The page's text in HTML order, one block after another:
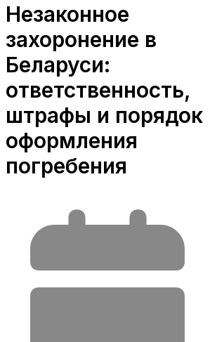
Незаконное
захоронение в
Беларуси:
ответственность,
штрафы и порядок
оформления
погребения